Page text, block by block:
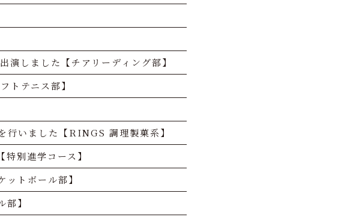
演しました【チアリーディング部】
トテニス部】
行いました【RINGS 調理製菓系】
別進学コース】
トボール部】
】